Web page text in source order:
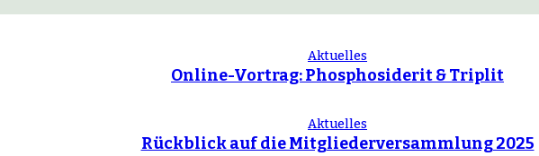
Aktuelles
Online-Vortrag: Phosphosiderit & Triplit
Aktuelles
Rückblick auf die Mitgliederversammlung 2025